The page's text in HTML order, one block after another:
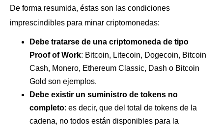
De forma resumida, éstas son las condiciones
imprescindibles para minar criptomonedas:
Debe tratarse de una criptomoneda de tipo
Proof of Work: Bitcoin, Litecoin, Dogecoin, Bitcoin
Cash, Monero, Ethereum Classic, Dash o Bitcoin
Gold son ejemplos.
Debe existir un suministro de tokens no
completo: es decir, que del total de tokens de la
cadena, no todos están disponibles para la